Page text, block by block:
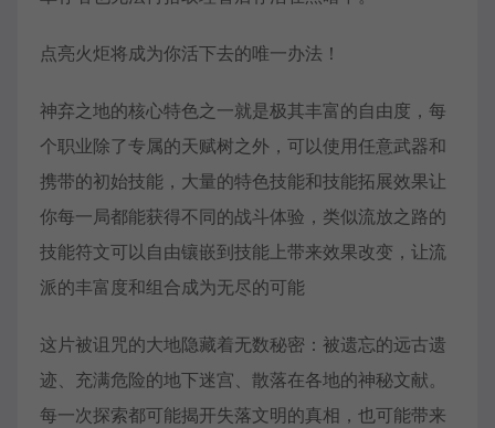
点亮火炬将成为你活下去的唯一办法！
神弃之地的核心特色之一就是极其丰富的自由度，每
个职业除了专属的天赋树之外，可以使用任意武器和
携带的初始技能，大量的特色技能和技能拓展效果让
你每一局都能获得不同的战斗体验，类似流放之路的
技能符文可以自由镶嵌到技能上带来效果改变，让流
派的丰富度和组合成为无尽的可能
这片被诅咒的大地隐藏着无数秘密：被遗忘的远古遗
迹、充满危险的地下迷宫、散落在各地的神秘文献。
每一次探索都可能揭开失落文明的真相，也可能带来